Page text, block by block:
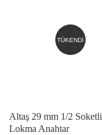
TÜKENDİ
Altaş 29 mm 1/2 Soketli
Lokma Anahtar